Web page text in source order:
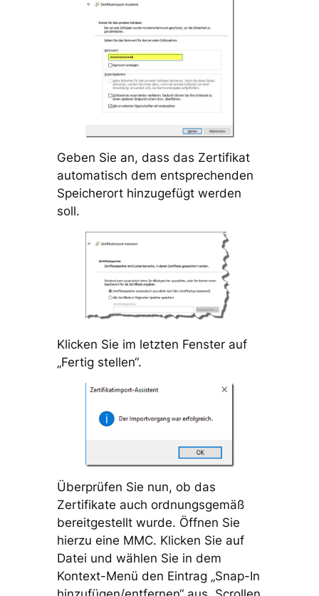
Geben Sie an, dass das Zertifikat
automatisch dem entsprechenden
Speicherort hinzugefügt werden
soll.
Klicken Sie im letzten Fenster auf
„Fertig stellen“.
Überprüfen Sie nun, ob das
Zertifikate auch ordnungsgemäß
bereitgestellt wurde. Öffnen Sie
hierzu eine MMC. Klicken Sie auf
Datei und wählen Sie in dem
Kontext-Menü den Eintrag „Snap-In